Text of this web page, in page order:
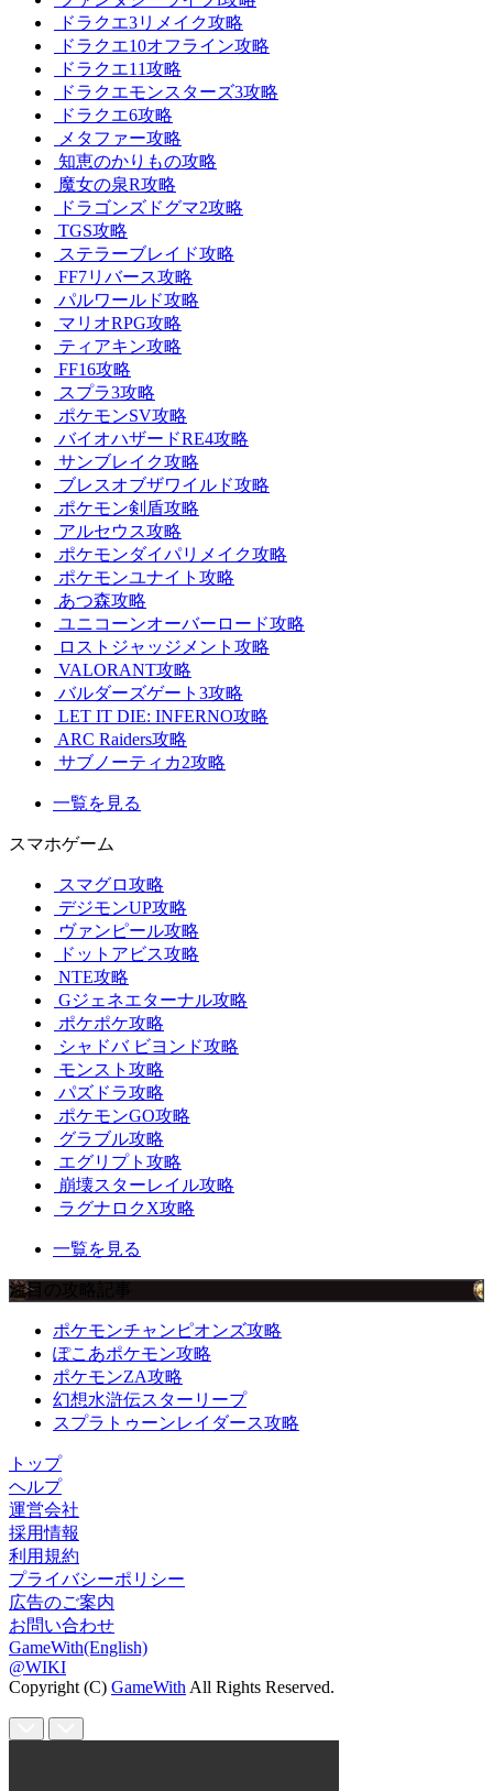
ドラクエ3リメイク攻略
ドラクエ10オフライン攻略
ドラクエ11攻略
ドラクエモンスターズ3攻略
ドラクエ6攻略
メタファー攻略
知恵のかりもの攻略
魔女の泉R攻略
ドラゴンズドグマ2攻略
TGS攻略
ステラーブレイド攻略
FF7リバース攻略
パルワールド攻略
マリオRPG攻略
ティアキン攻略
FF16攻略
スプラ3攻略
ポケモンSV攻略
バイオハザードRE4攻略
サンブレイク攻略
ブレスオブザワイルド攻略
ポケモン剣盾攻略
アルセウス攻略
ポケモンダイパリメイク攻略
ポケモンユナイト攻略
あつ森攻略
ユニコーンオーバーロード攻略
ロストジャッジメント攻略
VALORANT攻略
バルダーズゲート3攻略
LET IT DIE: INFERNO攻略
ARC Raiders攻略
サブノーティカ2攻略
一覧を見る
スマホゲーム
スマグロ攻略
デジモンUP攻略
ヴァンピール攻略
ドットアビス攻略
NTE攻略
Gジェネエターナル攻略
ポケポケ攻略
シャドバ ビヨンド攻略
モンスト攻略
パズドラ攻略
ポケモンGO攻略
グラブル攻略
エグリプト攻略
崩壊スターレイル攻略
ラグナロクX攻略
一覧を見る
注目の攻略記事
ポケモンチャンピオンズ攻略
ぽこあポケモン攻略
ポケモンZA攻略
幻想水滸伝スターリープ
スプラトゥーンレイダース攻略
トップ
ヘルプ
運営会社
採用情報
利用規約
プライバシーポリシー
広告のご案内
お問い合わせ
GameWith(English)
@WIKI
Copyright (C) GameWith All Rights Reserved.